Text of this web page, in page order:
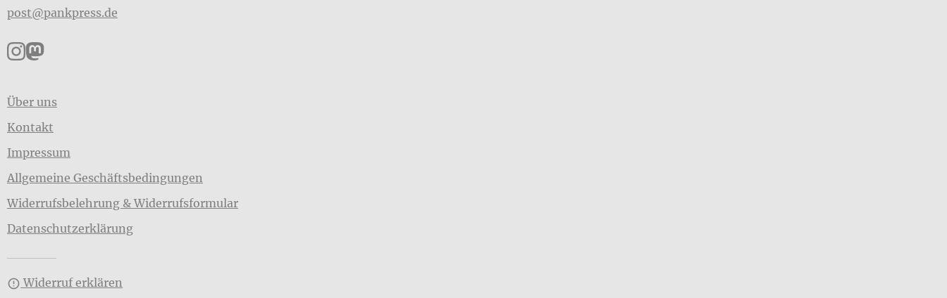
post@pankpress.de
Pankpress auf Instagram
Pankpress auf Mastodon
Über uns
Kontakt
Impressum
Allgemeine Geschäftsbedingungen
Widerrufsbelehrung & Widerrufsformular
Datenschutzerklärung
Widerruf erklären